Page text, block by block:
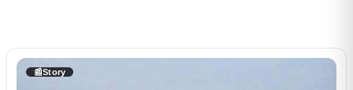
📰Story